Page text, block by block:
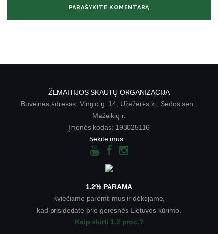
ŽEMAITIJOS SKAUTŲ ORGANIZACIJA
Buveinės adresas: Vingio g. 14, Užežerės k., Sedos sen.,
Mažeikių r.
Įmonės kodas: 193025116
Sekite mus:
1.2% PARAMA
Kviečiame paremti mus ir dėkojame,
kad prisidedate prie geresnės Lietuvos kūrimo.
Kaip skirti 1.2 proc.?